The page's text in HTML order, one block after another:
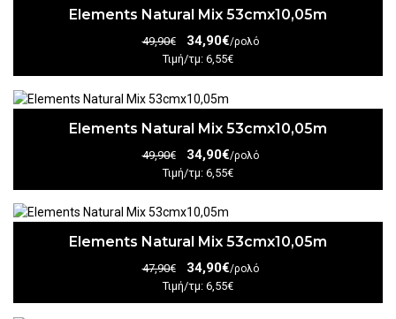
Elements Natural Mix 53cmx10,05m
49,90€ 34,90€/ρολό
Τιμή/τμ: 6,55€
Elements Natural Mix 53cmx10,05m
49,90€ 34,90€/ρολό
Τιμή/τμ: 6,55€
Elements Natural Mix 53cmx10,05m
47,90€ 34,90€/ρολό
Τιμή/τμ: 6,55€